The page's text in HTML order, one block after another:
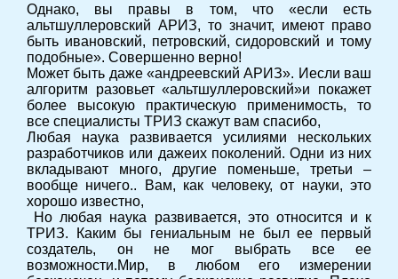
Однако, вы правы в том, что «если есть
альтшуллеровский АРИЗ, то значит, имеют право
быть ивановский, петровский, сидоровский и тому
подобные». Совершенно верно!
Может быть даже «андреевский АРИЗ». Иесли ваш
алгоритм разовьет «альтшуллеровский»и покажет
более высокую практическую применимость, то
все специалисты ТРИЗ скажут вам спасибо,
Любая наука развивается усилиями нескольких
разработчиков или дажеих поколений. Одни из них
вкладывают много, другие поменьше, третьи –
вообще ничего.. Вам, как человеку, от науки, это
хорошо известно,
Но любая наука развивается, это относится и к
ТРИЗ. Каким бы гениальным не был ее первый
создатель, он не мог выбрать все ее
возможности.Мир, в любом его измерении